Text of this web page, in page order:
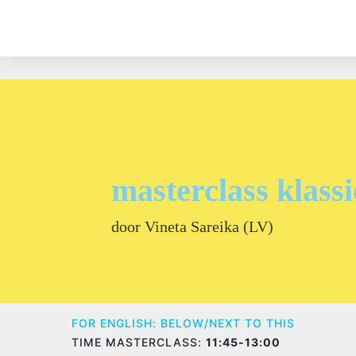
masterclass
door Vineta Sareika (LV)
FOR ENGLISH: BELOW/NEXT TO THIS
TIME MASTERCLASS: 11:45-13:00